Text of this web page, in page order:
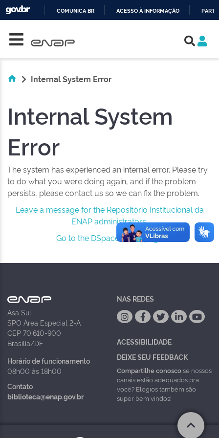
COMUNICA BR ACESSO À INFORMAÇÃO
Internal System Error
Internal System
Error
The system has experienced an internal error. Please try
to do what you were doing again, and if the problem
persists, please contact us so we can fix the problem.
Leave a message for the Repositório Institucional da
ENAP administrators.
Go to the DSpace home page
Asa Sul
SPO Área Especial 2-A
CEP 70.610-900
Brasília/DF
Horário de funcionamento
08h00 às 18h00
Contato
biblioteca@enap.gov.br
NAS REDES
ACESSIBILIDADE
DEIXE SEU FEEDBACK
Compartilhe conoscose nossos
canais estão adequados pra
você? Elogios também são
super bem vindos!